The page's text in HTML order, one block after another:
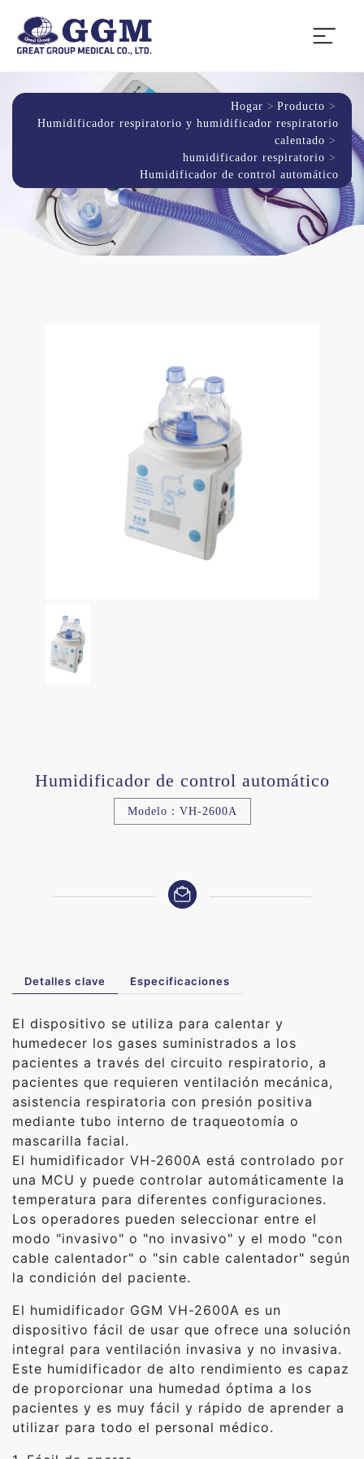
Hogar
Producto
Humidificador respiratorio y humidificador respiratorio
calentado
humidificador respiratorio
Humidificador de control automático
Humidificador de control automático
Modelo：VH-2600A
Detalles clave Especificaciones
El dispositivo se utiliza para calentar y
humedecer los gases suministrados a los
pacientes a través del circuito respiratorio, a
pacientes que requieren ventilación mecánica,
asistencia respiratoria con presión positiva
mediante tubo interno de traqueotomía o
mascarilla facial.
El humidificador VH-2600A está controlado por
una MCU y puede controlar automáticamente la
temperatura para diferentes configuraciones.
Los operadores pueden seleccionar entre el
modo "invasivo" o "no invasivo" y el modo "con
cable calentador" o "sin cable calentador" según
la condición del paciente.
El humidificador GGM VH-2600A es un
dispositivo fácil de usar que ofrece una solución
integral para ventilación invasiva y no invasiva.
Este humidificador de alto rendimiento es capaz
de proporcionar una humedad óptima a los
pacientes y es muy fácil y rápido de aprender a
utilizar para todo el personal médico.